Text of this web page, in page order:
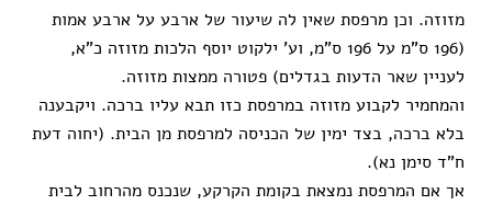
מזוזה. וכן מרפסת שאין לה שיעור של ארבע על ארבע אמות
(196 ס”מ על 196 ס”מ, וע’ ילקוט יוסף הלכות מזוזה כ”א,
לעניין שאר הדעות בגדלים) פטורה ממצות מזוזה.
והמחמיר לקבוע מזוזה במרפסת כזו תבא עליו ברכה. ויקבענה
בלא ברכה, בצד ימין של הכניסה למרפסת מן הבית. (יחוה דעת
ח”ד סימן נא).
אך אם המרפסת נמצאת בקומת הקרקע, שנכנס מהרחוב לבית